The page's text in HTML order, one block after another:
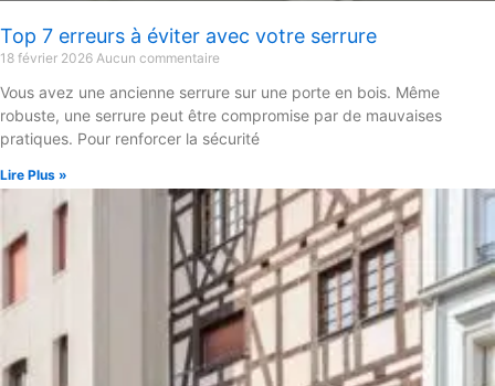
Top 7 erreurs à éviter avec votre serrure
18 février 2026 Aucun commentaire
Vous avez une ancienne serrure sur une porte en bois. Même
robuste, une serrure peut être compromise par de mauvaises
pratiques. Pour renforcer la sécurité
Lire Plus »